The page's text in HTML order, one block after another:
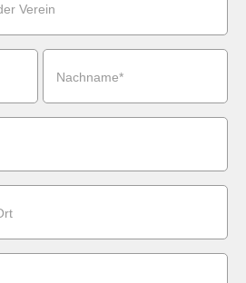
Verein
Nachname*